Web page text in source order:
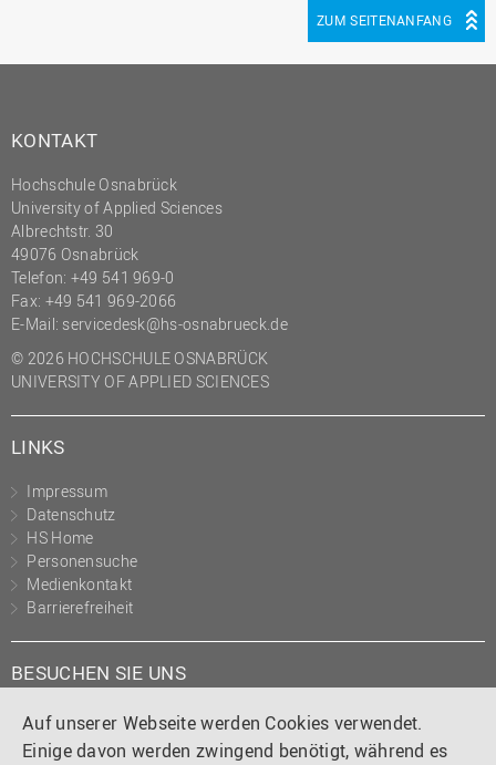
Auf unserer Webseite werden Cookies verwendet.
Einige davon werden zwingend benötigt, während es
ZUM SEITENANFANG
KONTAKT
Hochschule Osnabrück
University of Applied Sciences
Albrechtstr. 30
49076 Osnabrück
Telefon: +49 541 969-0
Fax: +49 541 969-2066
E-Mail: servicedesk@hs-osnabrueck.de
© 2026 HOCHSCHULE OSNABRÜCK
UNIVERSITY OF APPLIED SCIENCES
LINKS
Impressum
Datenschutz
HS Home
Personensuche
Medienkontakt
Barrierefreiheit
BESUCHEN SIE UNS
Instagram
TiktokLinkedIn
YouTube
Facebook